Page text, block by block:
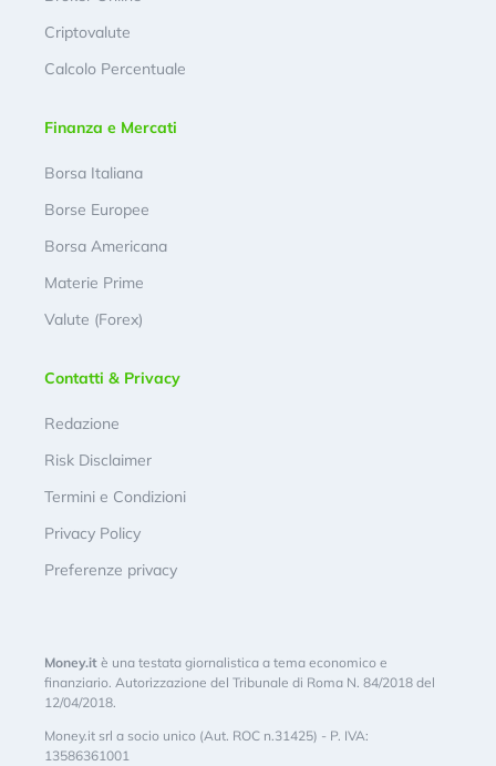
Criptovalute
Calcolo Percentuale
Finanza e Mercati
Borsa Italiana
Borse Europee
Borsa Americana
Materie Prime
Valute (Forex)
Contatti & Privacy
Redazione
Risk Disclaimer
Termini e Condizioni
Privacy Policy
Preferenze privacy
Money.it è una testata giornalistica a tema economico e
finanziario. Autorizzazione del Tribunale di Roma N. 84/2018 del
12/04/2018.
Money.it srl a socio unico (Aut. ROC n.31425) - P. IVA:
13586361001